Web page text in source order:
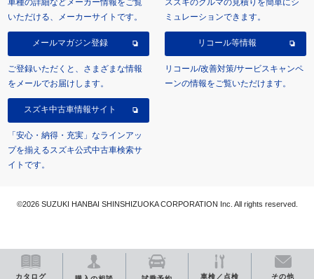
カタログ 車検／点検 その他
車種の詳細などメーカー情報をご覧
いただける、メーカーサイトです。
スズキのクルマの見積りを簡単にシ
ミュレーションできます。
メールマガジン登録
ご登録いただくと、さまざまな情報
をメールでお届けします。
リコール等情報
リコール/改善対策/サービスキャンペ
ーンの情報をご覧いただけます。
スズキ中古車情報サイト
「安心・納得・充実」なラインアッ
プを揃えるスズキ公式中古車検索サ
イトです。
©2026 SUZUKI HANBAI SHINSHIZUOKA CORPORATION Inc. All rights reserved.